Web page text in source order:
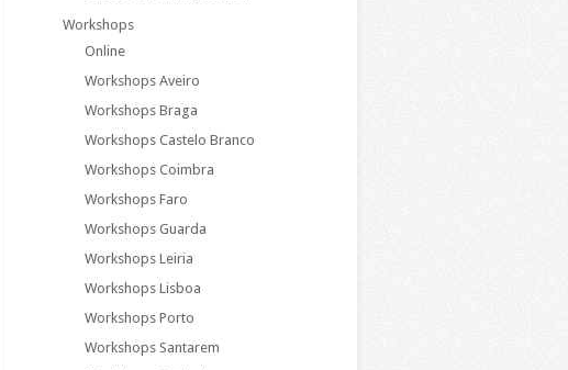
Workshops
Online
Workshops Aveiro
Workshops Braga
Workshops Castelo Branco
Workshops Coimbra
Workshops Faro
Workshops Guarda
Workshops Leiria
Workshops Lisboa
Workshops Porto
Workshops Santarem